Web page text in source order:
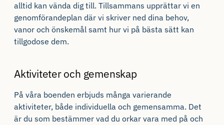
alltid kan vända dig till. Tillsammans upprättar vi en
genomförandeplan där vi skriver ned dina behov,
vanor och önskemål samt hur vi på bästa sätt kan
tillgodose dem.
Aktiviteter och gemenskap
På våra boenden erbjuds många varierande
aktiviteter, både individuella och gemensamma. Det
är du som bestämmer vad du orkar vara med på och